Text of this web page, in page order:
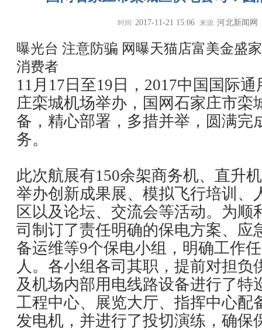
时间: 2017-11-21 15:06 来源: 河北新闻网
曝光台 注意防骗 网曝天猫店富美金盛
消费者
11月17日至19日，2017中国国际
庄栾城机场举办，国网石家庄市栾
备，精心部署，多措并举，圆满完
务。
此次航展有150余架商务机、直升
举办创新成果展、模拟飞行培训、
区以及论坛、交流会等活动。为顺
司制订了责任明确的保电方案、应
备运维等9个保电小组，明确工作
人。各小组各司其职，提前对担负
及机场内部用电线路设备进行了特
工程中心、展览大厅、指挥中心配
发电机，并进行了投切演练，确保